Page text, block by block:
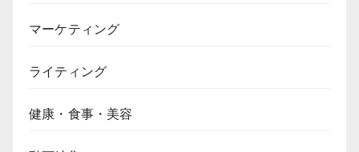
マーケティング
ライティング
健康・食事・美容